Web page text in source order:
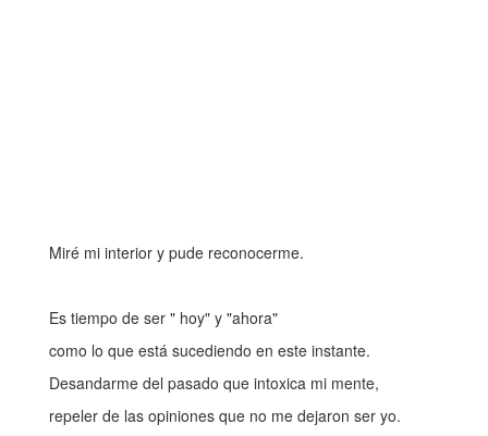
Miré mi interior y pude reconocerme.
Es tiempo de ser " hoy" y "ahora"
como lo que está sucediendo en este instante.
Desandarme del pasado que intoxica mi mente,
repeler de las opiniones que no me dejaron ser yo.